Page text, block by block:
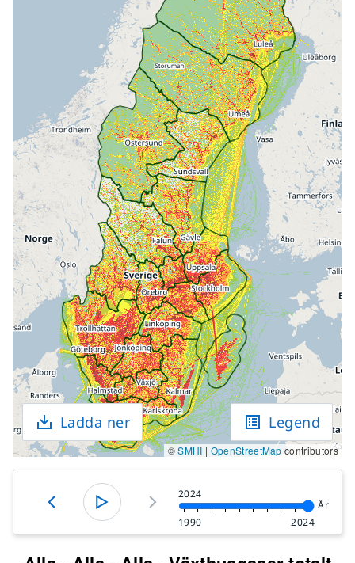
©SMHI | OpenStreetMap contributors
Ladda ner Legend
2024
1990 2024
År